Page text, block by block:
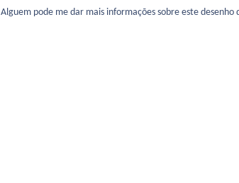
Alguem pode me dar mais informações sobre este desenho